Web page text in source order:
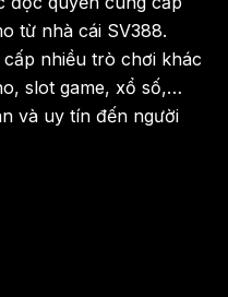
từ nhà cái SV388.
nhiều trò chơi khác
slot game, xổ số,…
và uy tín đến người